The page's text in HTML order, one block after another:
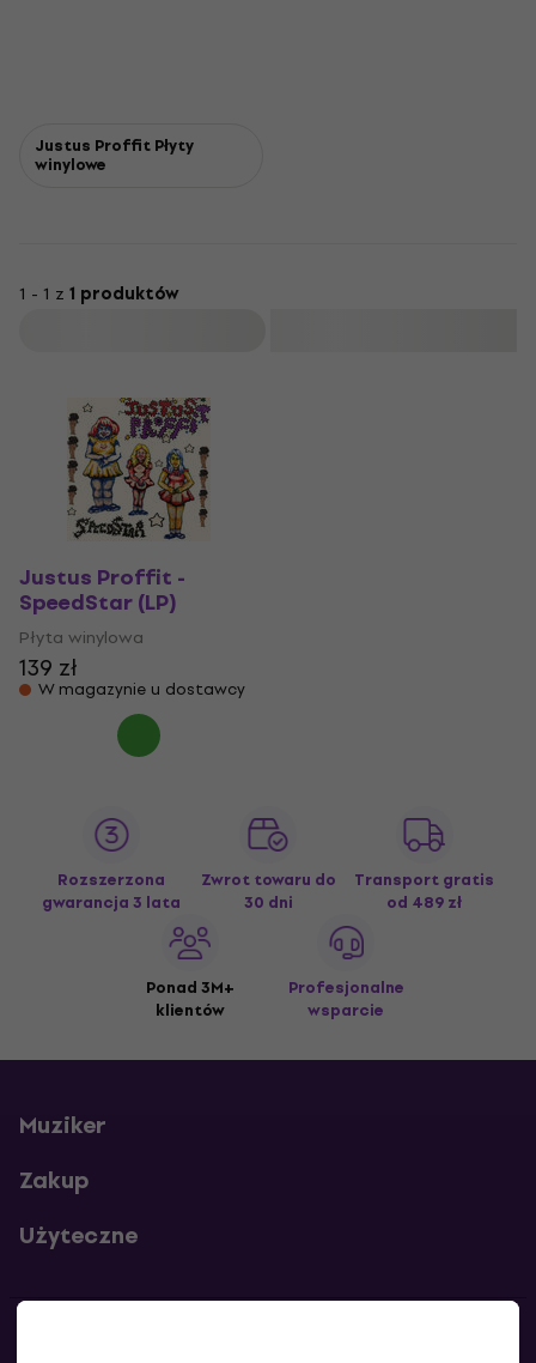
Justus Proffit Płyty
winylowe
1 - 1 z 1 produktów
Justus Proffit -
SpeedStar (LP)
Płyta winylowa
139 zł
W magazynie u dostawcy
Rozszerzona
gwarancja 3 lata
Zwrot towaru do
30 dni
Transport gratis
od 489 zł
Ponad 3M+
klientów
Profesjonalne
wsparcie
Muziker
Zakup
Użyteczne